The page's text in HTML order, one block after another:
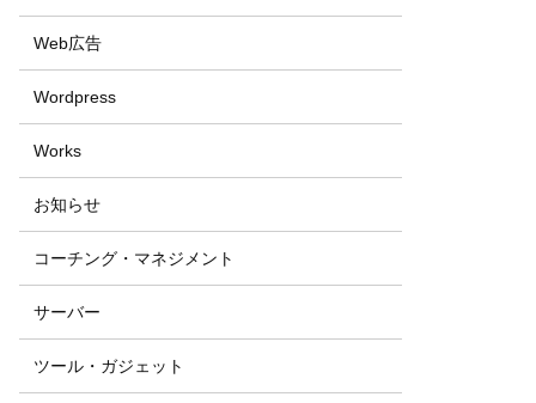
Web広告
Wordpress
Works
お知らせ
コーチング・マネジメント
サーバー
ツール・ガジェット